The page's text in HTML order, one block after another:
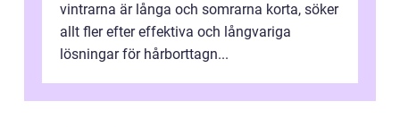
vintrarna är långa och somrarna korta, söker
allt fler efter effektiva och långvariga
lösningar för hårborttagn...